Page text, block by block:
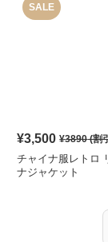
SALE
¥3,500 ¥3890(割
チャイナ服レトロ
ナジャケット